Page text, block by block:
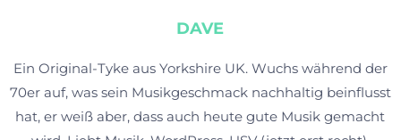
DAVE
Ein Original-Tyke aus Yorkshire UK. Wuchs während der
70er auf, was sein Musikgeschmack nachhaltig beinflusst
hat, er weiß aber, dass auch heute gute Musik gemacht